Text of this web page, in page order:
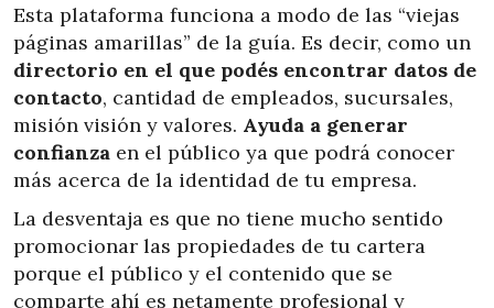
Esta plataforma funciona a modo de las “viejas
páginas amarillas” de la guía. Es decir, como un
directorio en el que podés encontrar datos de
contacto, cantidad de empleados, sucursales,
misión visión y valores. Ayuda a generar
confianza en el público ya que podrá conocer
más acerca de la identidad de tu empresa.
La desventaja es que no tiene mucho sentido
promocionar las propiedades de tu cartera
porque el público y el contenido que se
comparte ahí es netamente profesional y